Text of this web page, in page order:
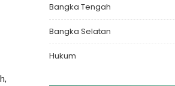
Bangka Tengah
Bangka Selatan
Hukum